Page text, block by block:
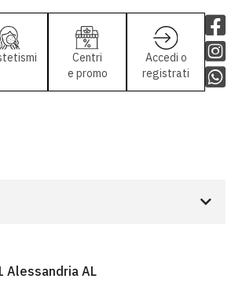
Centri
e promo
Accedi o
registrati
Alessandria AL